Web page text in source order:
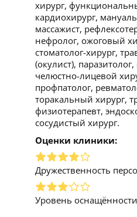
хирург,
кардиохирург,
массажист,
нефролог, ожоговый
стоматолог-хирург,
(окулист),
челюстно-лицевой
профпатолог,
торакальный хирург,
физиотерапевт,
сосудистый хирург.
Оценки клиники:
Дружественность
Уровень оснащённости